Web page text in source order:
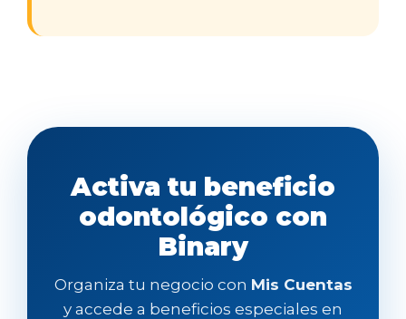
Activa tu beneficio
odontológico con
Binary
Organiza tu negocio con Mis Cuentas
y accede a beneficios especiales en